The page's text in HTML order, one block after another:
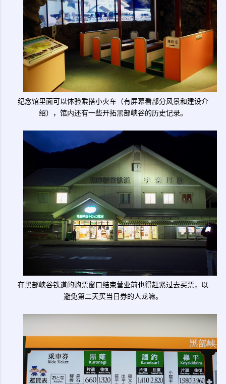
纪念馆里面可以体验乘搭小火车（有屏幕看部分风景和建设介
绍），馆内还有一些开拓黑部峡谷的历史记录。
在黑部峡谷铁道的购票窗口结束营业前也得赶紧过去买票，以
避免第二天买当日券的人龙嘛。